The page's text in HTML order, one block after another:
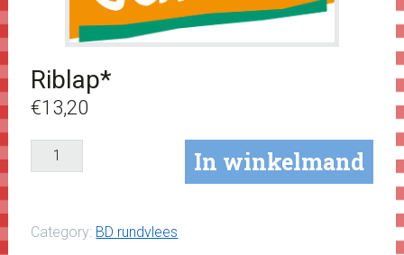
Riblap*
€13,20
Riblap*
aantal
In winkelmand
Category: BD rundvlees